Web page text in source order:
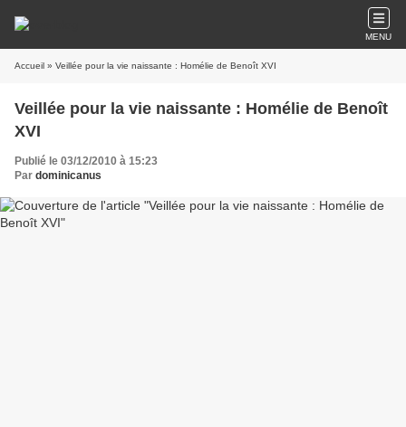
MENU
Accueil » Veillée pour la vie naissante : Homélie de Benoît XVI
Veillée pour la vie naissante : Homélie de Benoît
XVI
Publié le 03/12/2010 à 15:23
Par dominicanus